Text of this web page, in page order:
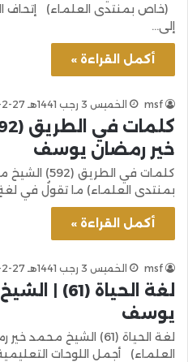
(خاص بمنتدى العلماء) إتحاف
إلى…
أكمل القراءة »
msf الخميس 3 رجب 1441هـ 27-2-2020م
خير رمضان يوسف
كلمات في
بمنتدى العلماء) ما تقولُ في
أكمل القراءة »
msf الخميس 3 رجب 1441هـ 27-2-2020م
لغة الحياة
يوسف
لغة الحياة (61)
العلماء) أجمل اللوحات